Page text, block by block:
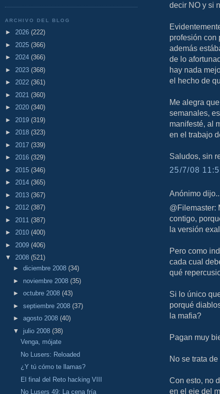
ARCHIVO DEL BLOG
► 2026 (222)
► 2025 (366)
► 2024 (366)
► 2023 (368)
► 2022 (361)
► 2021 (360)
► 2020 (340)
► 2019 (319)
► 2018 (323)
► 2017 (339)
► 2016 (329)
► 2015 (346)
► 2014 (365)
► 2013 (367)
► 2012 (387)
► 2011 (387)
► 2010 (400)
► 2009 (406)
▼ 2008 (521)
► diciembre 2008 (34)
► noviembre 2008 (35)
► octubre 2008 (43)
► septiembre 2008 (37)
► agosto 2008 (40)
▼ julio 2008 (38)
Venga, mójate
No Lusers: Reloaded
¿Y tú cómo te llamas?
El final del Reto hacking VIII
No Lusers 49: La cena fría
decir NO y si
profesión con
además
de lo
hay nada
el hecho de
Me alegra
semanales,
manifesté, al
en el trabajo
Saludos, sin
25/7/08
Anónimo
@Filemaster:
contigo,
la versión
Pero como
cada cual
qué
Si lo único
porqué
la mafia?
Pagan muy
No se trata
Con esto, no
en el eje del